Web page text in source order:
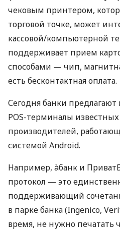
чековым принтером,
торговой точке, может
кассовой/компьютерной
поддерживает прием
способами — чип,
есть бесконтактная оплата.
Сегодня банки
POS-терминалы
производителей,
системой Android.
Например, àбанк и
протокол — это
поддерживающий
в парке банка (Ingenico,
время, не нужно печатать